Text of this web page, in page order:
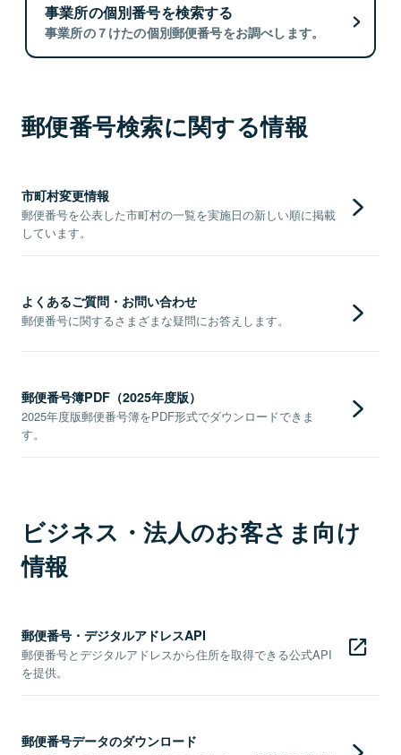
事業所の個別番号を検索する
事業所の７けたの個別郵便番号をお調べします。
郵便番号検索に関する情報
市町村変更情報
郵便番号を公表した市町村の一覧を実施日の新しい順に掲載
しています。
よくあるご質問・お問い合わせ
郵便番号に関するさまざまな疑問にお答えします。
郵便番号簿PDF（2025年度版）
2025年度版郵便番号簿をPDF形式でダウンロードできま
す。
ビジネス・法人のお客さま向け
情報
郵便番号・デジタルアドレスAPI
郵便番号とデジタルアドレスから住所を取得できる公式API
を提供。
郵便番号データのダウンロード